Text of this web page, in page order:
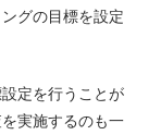
グの目標を設定
定を行うことが
実施するのも一